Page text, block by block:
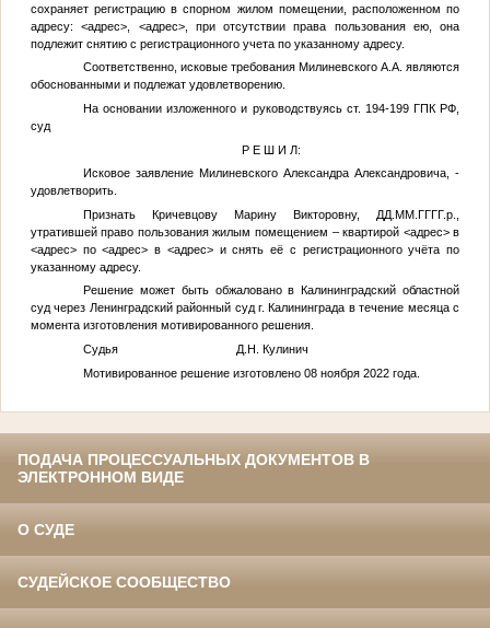
сохраняет регистрацию в спорном жилом помещении, расположенном по
адресу:<адрес> <адрес>, при отсутствии права пользования ею, она
подлежит снятию с регистрационного учета по указанному адресу.
Соответственно, исковые требования Милиневского А.А. являются
обоснованными и подлежат удовлетворению.
На основании изложенного и руководствуясь ст. 194-199 ГПК РФ,
суд
Р Е Ш И Л:
Исковое заявление Милиневского Александра Александровича, -
удовлетворить.
Признать Кричевцову Марину Викторовну, ДД.ММ.ГГГГ.р.,
утратившей право пользования жилым помещением – квартирой <адрес>в
<адрес>по<адрес> в <адрес>и снять её с регистрационного учёта по
указанному адресу.
Решение может быть обжаловано в Калининградский областной
суд через Ленинградский районный суд г. Калининграда в течение месяца с
момента изготовления мотивированного решения.
Судья Д.Н. Кулинич
Мотивированное решение изготовлено 08 ноября 2022 года.
ПОДАЧА ПРОЦЕССУАЛЬНЫХ ДОКУМЕНТОВ В
ЭЛЕКТРОННОМ ВИДЕ
О СУДЕ
СУДЕЙСКОЕ СООБЩЕСТВО